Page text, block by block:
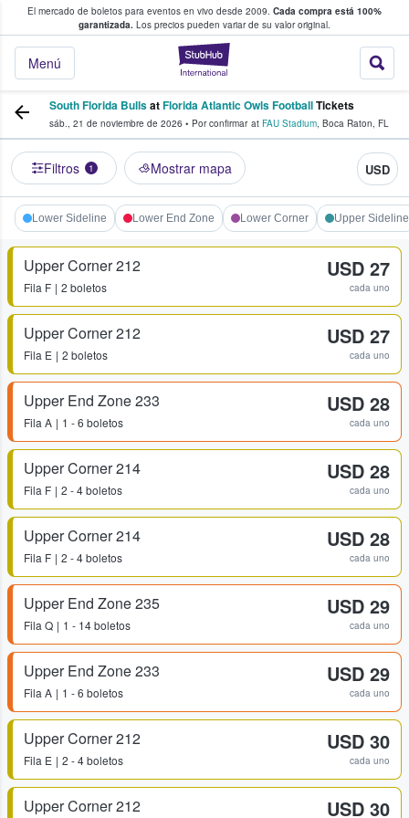
El mercado de boletos para eventos en vivo desde 2009. Cada compra está 100%
garantizada. Los precios pueden variar de su valor original.
StubHub: donde
Menú
fans compran y venden boletos
South Florida BullsatFlorida Atlantic Owls FootballTickets
sáb., 21 de noviembre de 2026 • Por confirmar at FAU Stadium, Boca Raton, FL
Filtros 1 Mostrar mapa USD
Lower Sideline Lower End Zone Lower Corner Upper Sideline
Upper Corner 212
Fila F 2 boletos
USD 27
cada uno
Upper Corner 212
Fila E 2 boletos
USD 27
cada uno
Upper End Zone 233
Fila A 1 - 6 boletos
USD 28
cada uno
Upper Corner 214
Fila F 2 - 4 boletos
USD 28
cada uno
Upper Corner 214
Fila F 2 - 4 boletos
USD 28
cada uno
Upper End Zone 235
Fila Q 1 - 14 boletos
USD 29
cada uno
Upper End Zone 233
Fila A 1 - 6 boletos
USD 29
cada uno
Upper Corner 212
Fila E 2 - 4 boletos
USD 30
cada uno
Upper Corner 212 USD 30